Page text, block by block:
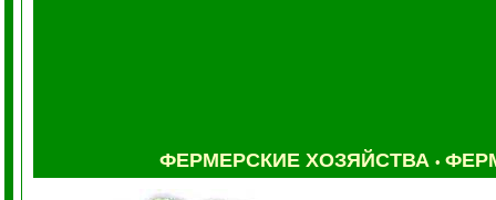
ФЕРМЕРСКИЕ ХОЗЯЙСТВА •